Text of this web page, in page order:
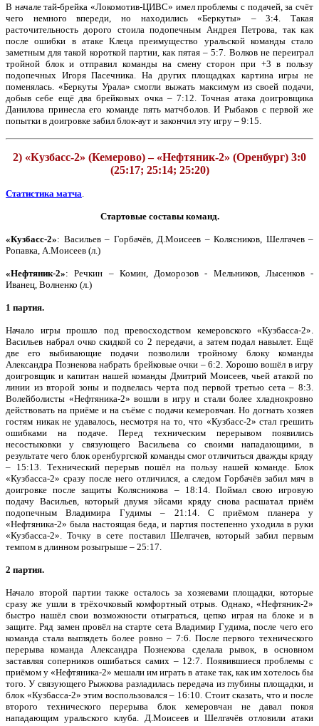
В начале тай-брейка «Локомотив-ЦИВС» имел проблемы с подачей, за счёт
чего немного впереди, но находились «Беркуты» – 3:4. Такая
расточительность дорого стоила подопечным Андрея Петрова, так как
после ошибки в атаке Клеца преимущество уральской команды стало
заметным для такой короткой партии, как пятая – 5:7. Волков не переиграл
тройной блок и отправил команды на смену сторон при +3 в пользу
подопечных Игоря Пасечника. На других площадках картина игры не
поменялась. «Беркуты Урала» смогли выжать максимум из своей подачи,
добыв себе ещё два брейковых очка – 7:12. Точная атака доигровщика
Данилова принесла его команде пять матчболов. И Рыбаков с первой же
попытки в доигровке забил блок-аут и закончил эту игру – 9:15.
2) «Кузбасс-2» (Кемерово) – «Нефтяник-2» (Оренбург) 3:0
(25:17; 25:14; 25:20)
Статистика матча.
Стартовые составы команд.
«Кузбасс-2»: Васильев – Горбачёв, Д.Моисеев – Колясников, Шелгачев –
Ропавка, А.Моисеев (л.)
«Нефтяник-2»: Речкин – Комин, Доморозов - Мельников, Лысенков -
Иванец, Волненко (л.)
1 партия.
Начало игры прошло под превосходством кемеровского «Кузбасса-2».
Васильев набрал очко скидкой со 2 передачи, а затем подал навылет. Ещё
две его выбивающие подачи позволили тройному блоку команды
Александра Познекова набрать брейковые очки – 6:2. Хорошо вошёл в игру
доигровщик и капитан нашей команды Дмитрий Моисеев, чьей атакой по
линии из второй зоны и подвелась черта под первой третью сета – 8:3.
Волейболисты «Нефтяника-2» вошли в игру и стали более хладнокровно
действовать на приёме и на съёме с подачи кемеровчан. Но догнать хозяев
гостям никак не удавалось, несмотря на то, что «Кузбасс-2» стал грешить
ошибками на подаче. Перед техническим перерывом появились
несостыковки у связующего Васильева со своими нападающими, в
результате чего блок оренбургской команды смог отличиться дважды кряду
– 15:13. Технический перерыв пошёл на пользу нашей команде. Блок
«Кузбасса-2» сразу после него отличился, а следом Горбачёв забил мяч в
доигровке после защиты Колясникова – 18:14. Поймал свою игровую
подачу Васильев, который двумя эйсами кряду снова расшатал приём
подопечным Владимира Гудимы – 21:14. С приёмом планера у
«Нефтяника-2» была настоящая беда, и партия постепенно уходила в руки
«Кузбасса-2». Точку в сете поставил Шелгачев, который забил первым
темпом в длинном розыгрыше – 25:17.
2 партия.
Начало второй партии также осталось за хозяевами площадки, которые
сразу же ушли в трёхочковый комфортный отрыв. Однако, «Нефтяник-2»
быстро нашёл свои возможности отыграться, цепко играя на блоке и в
защите. Ряд замен провёл на старте сета Владимир Гудима, после чего его
команда стала выглядеть более ровно – 7:6. После первого технического
перерыва команда Александра Познекова сделала рывок, в основном
заставляя соперников ошибаться самих – 12:7. Появившиеся проблемы с
приёмом у «Нефтяника-2» мешали им играть в атаке так, как им хотелось бы
того. У связующего Рыжкова разладилась передача из глубины площадки, и
блок «Кузбасса-2» этим воспользовался – 16:10. Стоит сказать, что и после
второго технического перерыва блок кемеровчан не давал покоя
нападающим уральского клуба. Д.Моисеев и Шелгачёв отловили атаки